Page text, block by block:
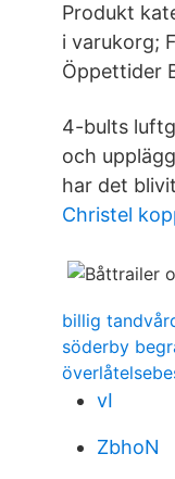
Produkt
i varukorg;
Öppettider
4-bults
och
har det
Christel
billig
söderby
vI
ZbhoN